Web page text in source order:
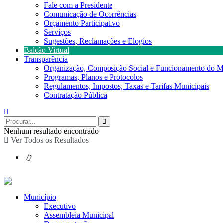
Fale com a Presidente
Comunicação de Ocorrências
Orçamento Participativo
Serviços
Sugestões, Reclamações e Elogios
Balcão Virtual
Transparência
Organização, Composição Social e Funcionamento do
Programas, Planos e Protocolos
Regulamentos, Impostos, Taxas e Tarifas Municipais
Contratação Pública
Nenhum resultado encontrado
Ver Todos os Resultados
Município
Executivo
Assembleia Municipal